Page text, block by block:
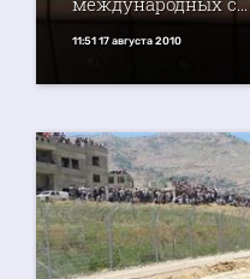
11:51 17 августа 2010